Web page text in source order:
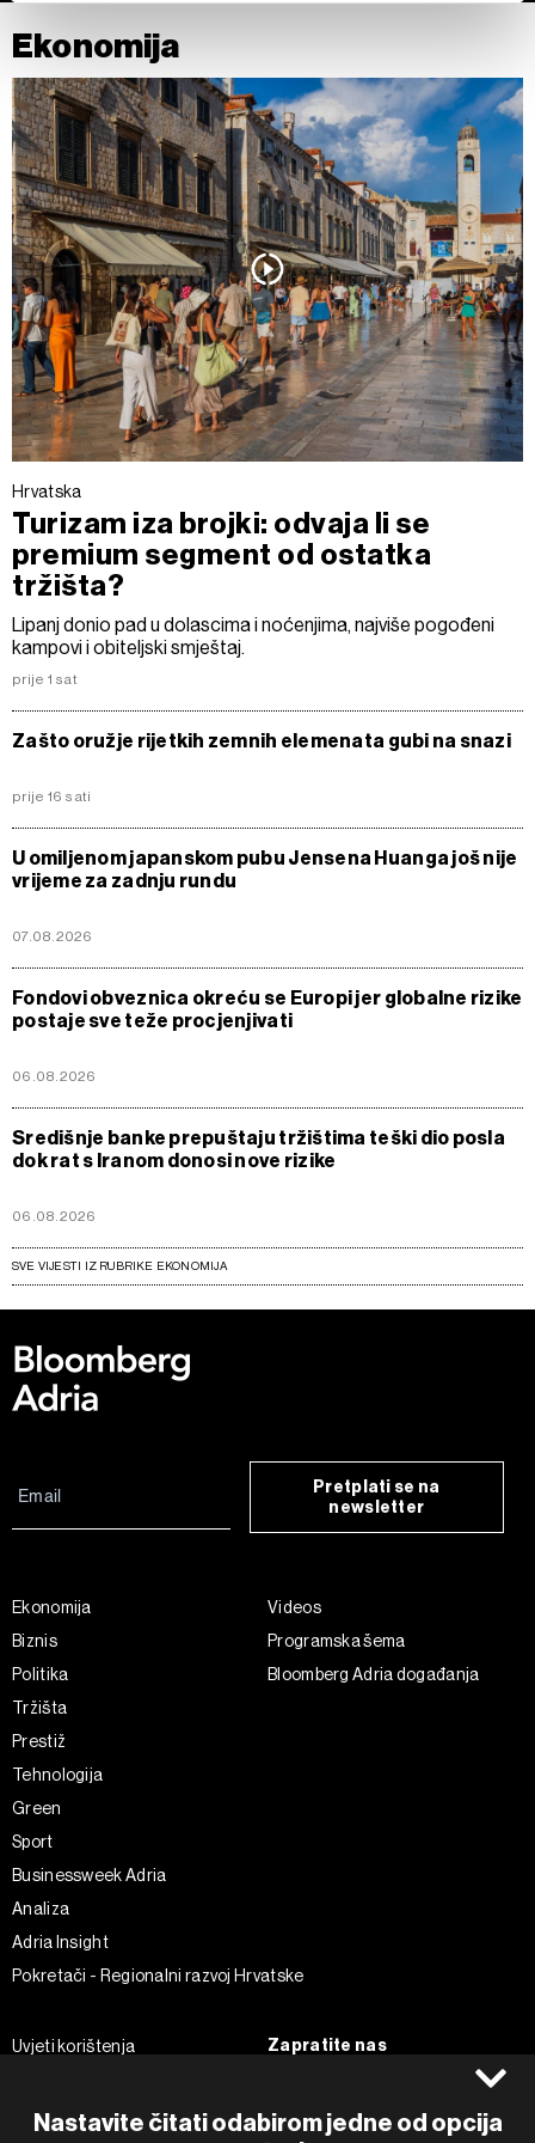
Zajednički voditelji obrade su HD-WIN ARENA SPORT
d.o.o. iPartneri.Više o podacima koje obrađujemo kao i o
vašim pravima pročitajte u našojPolitici privatnosti, a o
kolačićima i drugim sličnim tehnologijama uPolitici kolačića
Kolačiće u bilo kojem trenutku možete ponovno ažurirati klikom
na „Prikaži detalje“. Privolu možete u bilo kojem trenutku
povući bez negativnih posljedica.
Ekonomija
Hrvatska
Turizam iza brojki: odvaja li se
premium segment od ostatka
tržišta?
Lipanj donio pad u dolascima i noćenjima, najviše pogođeni
kampovi i obiteljski smještaj.
prije 1 sat
Zašto oružje rijetkih zemnih elemenata gubi na snazi
prije 16 sati
U omiljenom japanskom pubu Jensena Huanga još nije
vrijeme za zadnju rundu
07.08.2026
Fondovi obveznica okreću se Europi jer globalne rizike
postaje sve teže procjenjivati
06.08.2026
Središnje banke prepuštaju tržištima teški dio posla
dok rat s Iranom donosi nove rizike
06.08.2026
SVE VIJESTI IZ RUBRIKE EKONOMIJA
Nastavite čitati odabirom jedne od opcija
Pretplati se na
newsletter
Ekonomija
Biznis
Politika
Tržišta
Prestiž
Tehnologija
Green
Sport
Businessweek Adria
Analiza
Adria Insight
Pokretači - Regionalni razvoj Hrvatske
Videos
Programska šema
Bloomberg Adria događanja
Uvjeti korištenja
Politika kolačića
Zapratite nas
Instagram